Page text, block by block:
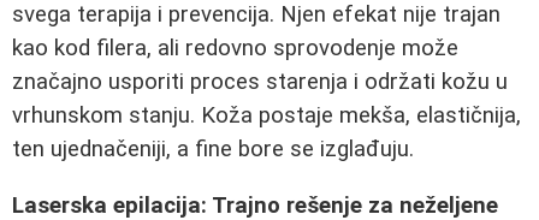
svega terapija i prevencija. Njen efekat nije trajan
kao kod filera, ali redovno sprovodenje može
značajno usporiti proces starenja i održati kožu u
vrhunskom stanju. Koža postaje mekša, elastičnija,
ten ujednačeniji, a fine bore se izglađuju.
Laserska epilacija: Trajno rešenje za neželjene